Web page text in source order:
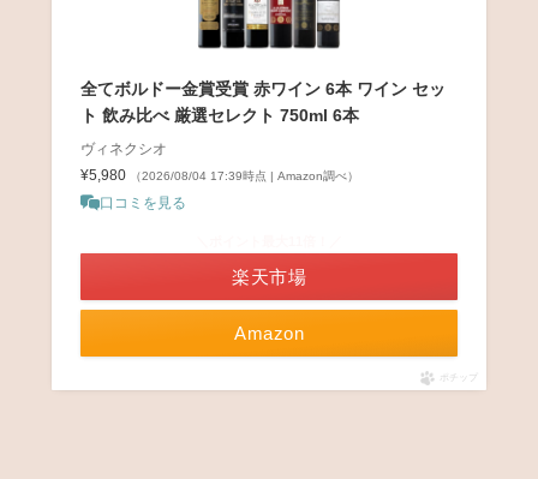
全てボルドー金賞受賞 赤ワイン 6本 ワイン セッ
ト 飲み比べ 厳選セレクト 750ml 6本
ヴィネクシオ
¥5,980
（2026/08/04 17:39時点 | Amazon調べ）
口コミを見る
Amazon
楽天市場
ポチップ